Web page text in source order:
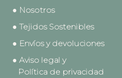
● Nosotros
● Tejidos Sostenibles
● Envíos y devoluciones
● Aviso legal y
Política de privacidad